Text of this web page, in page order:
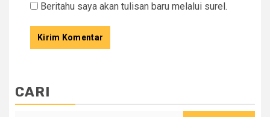
Beritahu saya akan tulisan baru melalui surel.
CARI